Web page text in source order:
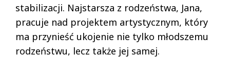
stabilizacji. Najstarsza z rodzeństwa, Jana,
pracuje nad projektem artystycznym, który
ma przynieść ukojenie nie tylko młodszemu
rodzeństwu, lecz także jej samej.